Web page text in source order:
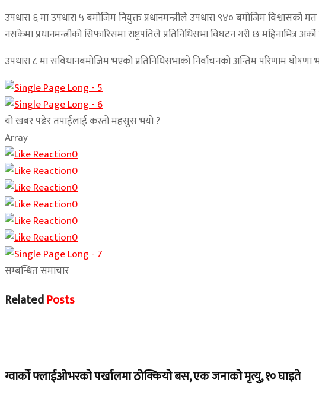
उपधारा ६ मा उपधारा ५ बमोजिम नियुक्त प्रधानमन्त्रीले उपधारा ९४० बमोजिम विश्वासको मत
नसकेमा प्रधानमन्त्रीको सिफारिसमा राष्ट्रपतिले प्रतिनिधिसभा विघटन गरी छ महिनाभित्र
उपधारा ८ मा संविधानबमोजिम भएको प्रतिनिधिसभाको निर्वाचनको अन्तिम परिणाम घोषणा
यो खबर पढेर तपाईलाई कस्तो महसुस भयो ?
Array
0
0
0
0
0
0
सम्बन्धित समाचार
RelatedPosts
ग्वार्को फ्लाईओभरको पर्खालमा ठोक्कियो बस, एक जनाको मृत्यु, १० घाइते